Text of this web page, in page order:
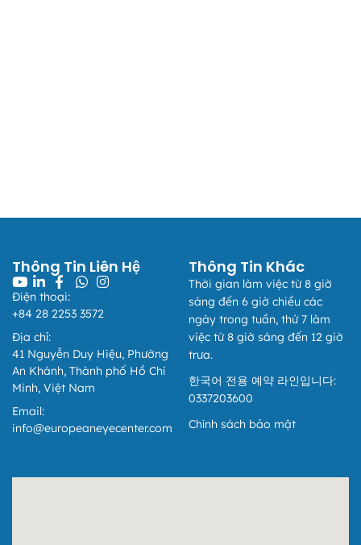
Thông Tin Liên Hệ
Điện thoại:
+84 28 2253 3572
Địa chỉ:
41 Nguyễn Duy Hiệu, Phường
An Khánh, Thành phố Hồ Chí
Minh, Việt Nam
Email:
info@europeaneyecenter.com
Thông Tin Khác
Thời gian làm việc từ 8 giờ
sáng đến 6 giờ chiều các
ngày trong tuần, thứ 7 làm
việc từ 8 giờ sáng đến 12 giờ
trưa.
한국어 전용 예약 라인입니다:
0337203600
Chính sách bảo mật
European Eye Center